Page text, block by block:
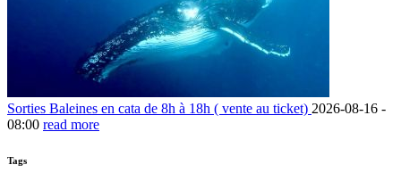
Sorties Baleines en cata de 8h à 18h ( vente au ticket) 2026-08-16 -
08:00 read more
Tags